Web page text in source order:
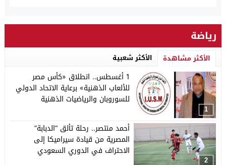
رياضة
الأكثر مشاهدة الأكثر شعبية
1
1 أغسطس.. انطلاق «كأس مصر
للألعاب الذهنية» برعاية الاتحاد الدولي
للسوروبان والرياضيات الذهنية
2
أحمد منتصر.. رحلة تألق “الدبابة”
المصرية من قيادة سيراميكا إلى
الاحتراف في الدوري السعودي